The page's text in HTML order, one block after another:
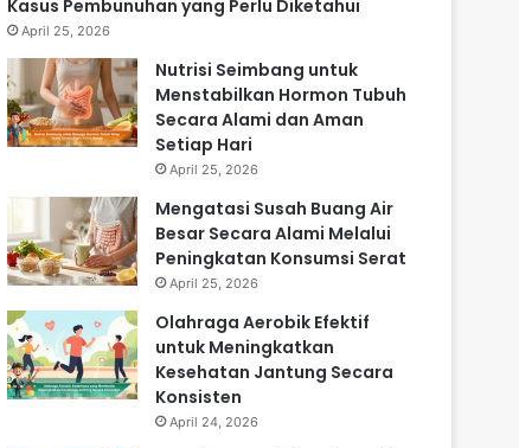
Kasus Pembunuhan yang Perlu Diketahui
April 25, 2026
Nutrisi Seimbang untuk
Menstabilkan Hormon Tubuh
Secara Alami dan Aman
Setiap Hari
April 25, 2026
Mengatasi Susah Buang Air
Besar Secara Alami Melalui
Peningkatan Konsumsi Serat
April 25, 2026
Olahraga Aerobik Efektif
untuk Meningkatkan
Kesehatan Jantung Secara
Konsisten
April 24, 2026